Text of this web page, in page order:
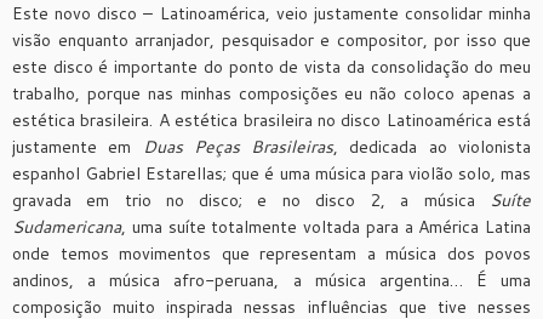
Este novo disco – Latinoamérica, veio justamente consolidar minha
visão enquanto arranjador, pesquisador e compositor, por isso que
este disco é importante do ponto de vista da consolidação do meu
trabalho, porque nas minhas composições eu não coloco apenas a
estética brasileira. A estética brasileira no disco Latinoamérica está
justamente em
Duas Peças Brasileiras, dedicada ao violonista
espanhol Gabriel Estarellas; que é uma música para violão solo, mas
gravada em trio no disco; e no disco 2, a música Suíte
Sudamericana, uma suíte totalmente voltada para a América Latina
onde temos movimentos que representam a música dos povos
andinos, a música afro-peruana, a música argentina… É uma
composição muito inspirada nessas influências que tive nesses